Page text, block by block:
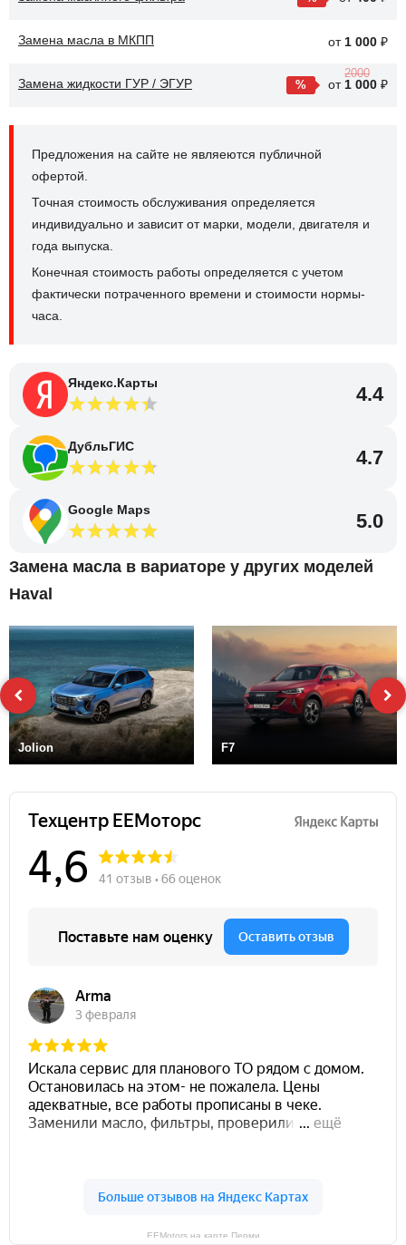
Замена масла в МКПП от 1 000 ₽
Замена жидкости ГУР / ЭГУР от
2000
1 000 ₽
Предложения на сайте не являеются публичной
офертой.
Точная стоимость обслуживания определяется
индивидуально и зависит от марки, модели, двигателя и
года выпуска.
Конечная стоимость работы определяется с учетом
фактически потраченного времени и стоимости нормы-
часа.
Яндекс.Карты 4.4
ДубльГИС 4.7
Google Maps 5.0
Замена масла в вариаторе у других моделей
Haval
Jolion F7
EEMotors на карте Перми